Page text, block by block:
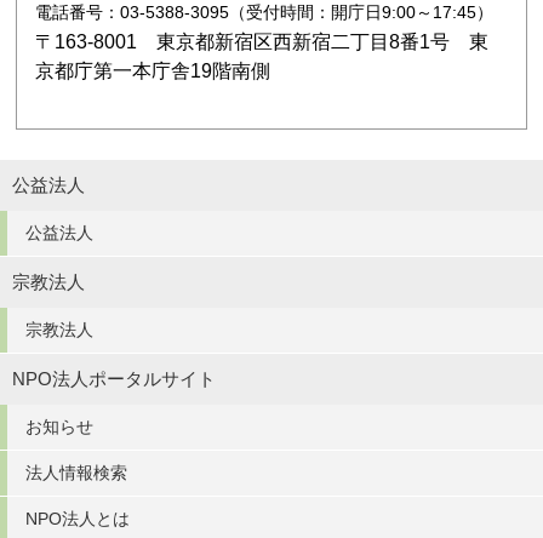
電話番号：03-5388-3095（受付時間：開庁日9:00～17:45）
〒163-8001 東京都新宿区西新宿二丁目8番1号 東
京都庁第一本庁舎19階南側
公益法人
公益法人
宗教法人
宗教法人
NPO法人ポータルサイト
お知らせ
法人情報検索
NPO法人とは